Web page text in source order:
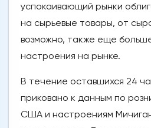
успокаивающий рынки
на сырьевые товары, от
возможно, также еще
настроения на рынке.
В течение оставшихся 24
приковано к данным по
США и настроениям